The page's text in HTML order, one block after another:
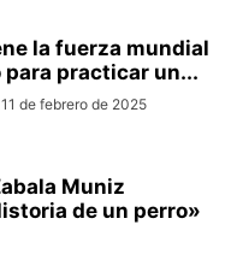
la fuerza mundial
practicar un...
11 de febrero de 2025
Muniz
de un perro»